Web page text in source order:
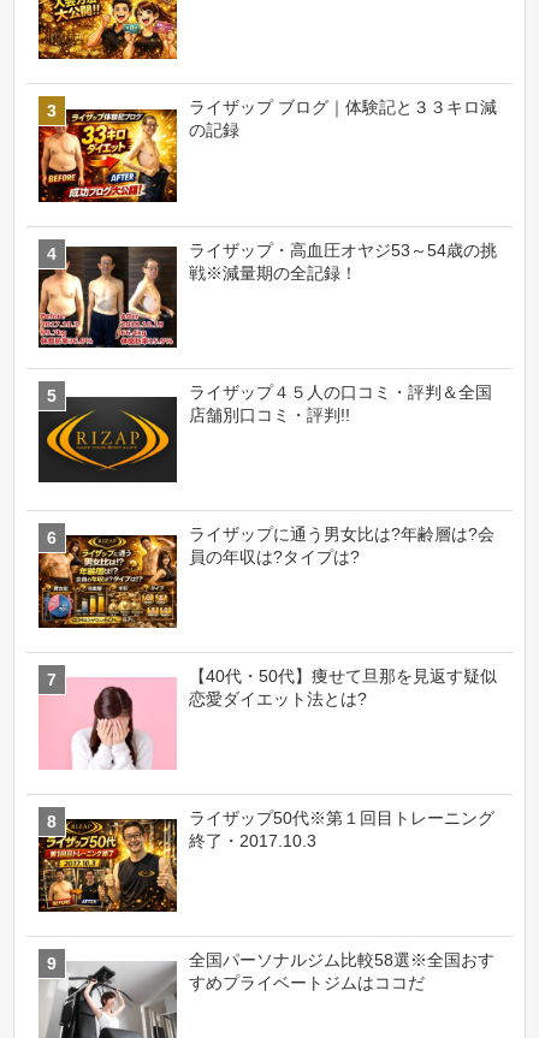
ライザップ ブログ｜体験記と３３キロ減
の記録
ライザップ・高血圧オヤジ53～54歳の挑
戦※減量期の全記録！
ライザップ４５人の口コミ・評判＆全国
店舗別口コミ・評判!!
ライザップに通う男女比は?年齢層は?会
員の年収は?タイプは?
【40代・50代】痩せて旦那を見返す疑似
恋愛ダイエット法とは?
ライザップ50代※第１回目トレーニング
終了・2017.10.3
全国パーソナルジム比較58選※全国おす
すめプライベートジムはココだ